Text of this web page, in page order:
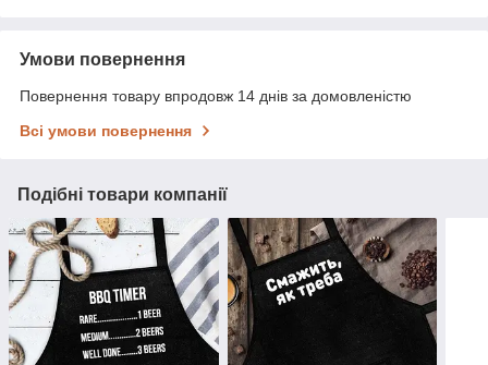
Умови повернення
Повернення товару впродовж 14 днів за домовленістю
Всі умови повернення
Подібні товари компанії